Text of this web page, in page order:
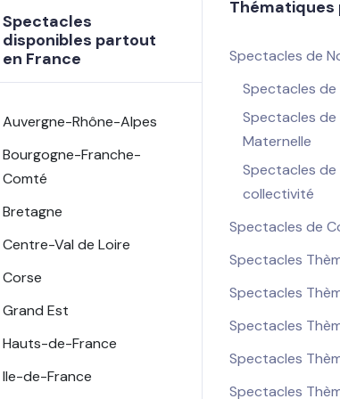
Spectacles
disponibles partout
en France
Auvergne-Rhône-Alpes
Bourgogne-Franche-
Comté
Bretagne
Centre-Val de Loire
Corse
Grand Est
Hauts-de-France
Ile-de-France
Thématiques
Spectacles de
Spectacles de
Spectacles de
Maternelle
Spectacles de
collectivité
Spectacles de
Spectacles
Spectacles
Spectacles
Spectacles
Spectacles